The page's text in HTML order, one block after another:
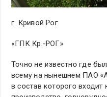
г. Кривой Рог
«ГПК Кр.-РОГ»
Точно не известно где
всему на нынешнем ПАО
в состав которого входит